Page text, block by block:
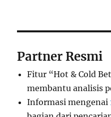
Partner Resmi
Fitur “Hot & Cold
membantu analisis
Informasi mengenai